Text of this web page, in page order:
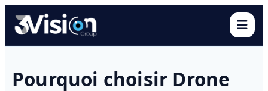
Pourquoi choisir Drone